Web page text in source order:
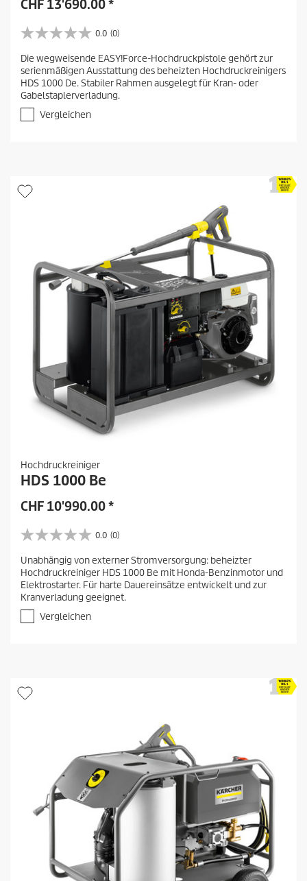
CHF 13'690.00*
0.0 (0)
0
0
v
o
n
S
e
n
Die wegweisende EASY!Force-Hochdruckpistole gehört zur
serienmäßigen Ausstattung des beheizten Hochdruckreinigers
HDS 1000 De. Stabiler Rahmen ausgelegt für Kran- oder
Gabelstaplerverladung.
Vergleichen
Hochdruckreiniger
HDS 1000 Be
CHF 10'990.00*
0.0 (0)
0
0
v
o
n
S
e
n
Unabhängig von externer Stromversorgung: beheizter
Hochdruckreiniger HDS 1000 Be mit Honda-Benzinmotor und
Elektrostarter. Für harte Dauereinsätze entwickelt und zur
Kranverladung geeignet.
Vergleichen